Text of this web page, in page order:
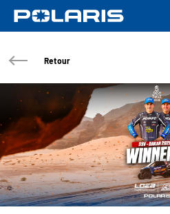
Retour